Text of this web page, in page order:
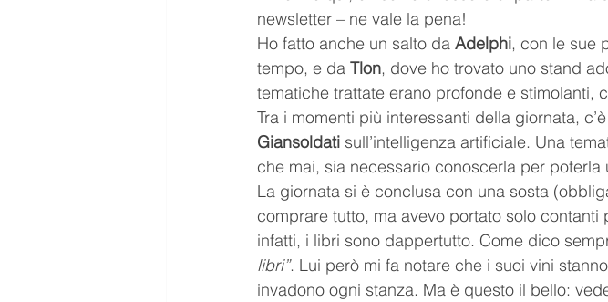
newsletter – ne vale la pena!
Ho fatto anche un salto da Adelphi, con le sue
tempo, e da Tlon, dove ho trovato uno stand
tematiche trattate erano profonde e stimolanti,
Tra i momenti più interessanti della giornata,
Giansoldati sull’intelligenza artificiale. Una
che mai, sia necessario conoscerla per poterla
La giornata si è conclusa con una sosta
comprare tutto, ma avevo portato solo
infatti, i libri sono dappertutto. Come dico
libri”. Lui però mi fa notare che i suoi vini
invadono ogni stanza. Ma è questo il bello: